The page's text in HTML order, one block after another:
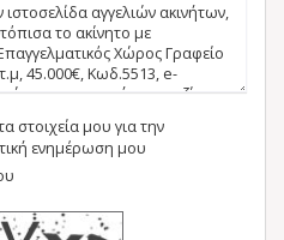
στοιχεία μου για την
ενημέρωση μου